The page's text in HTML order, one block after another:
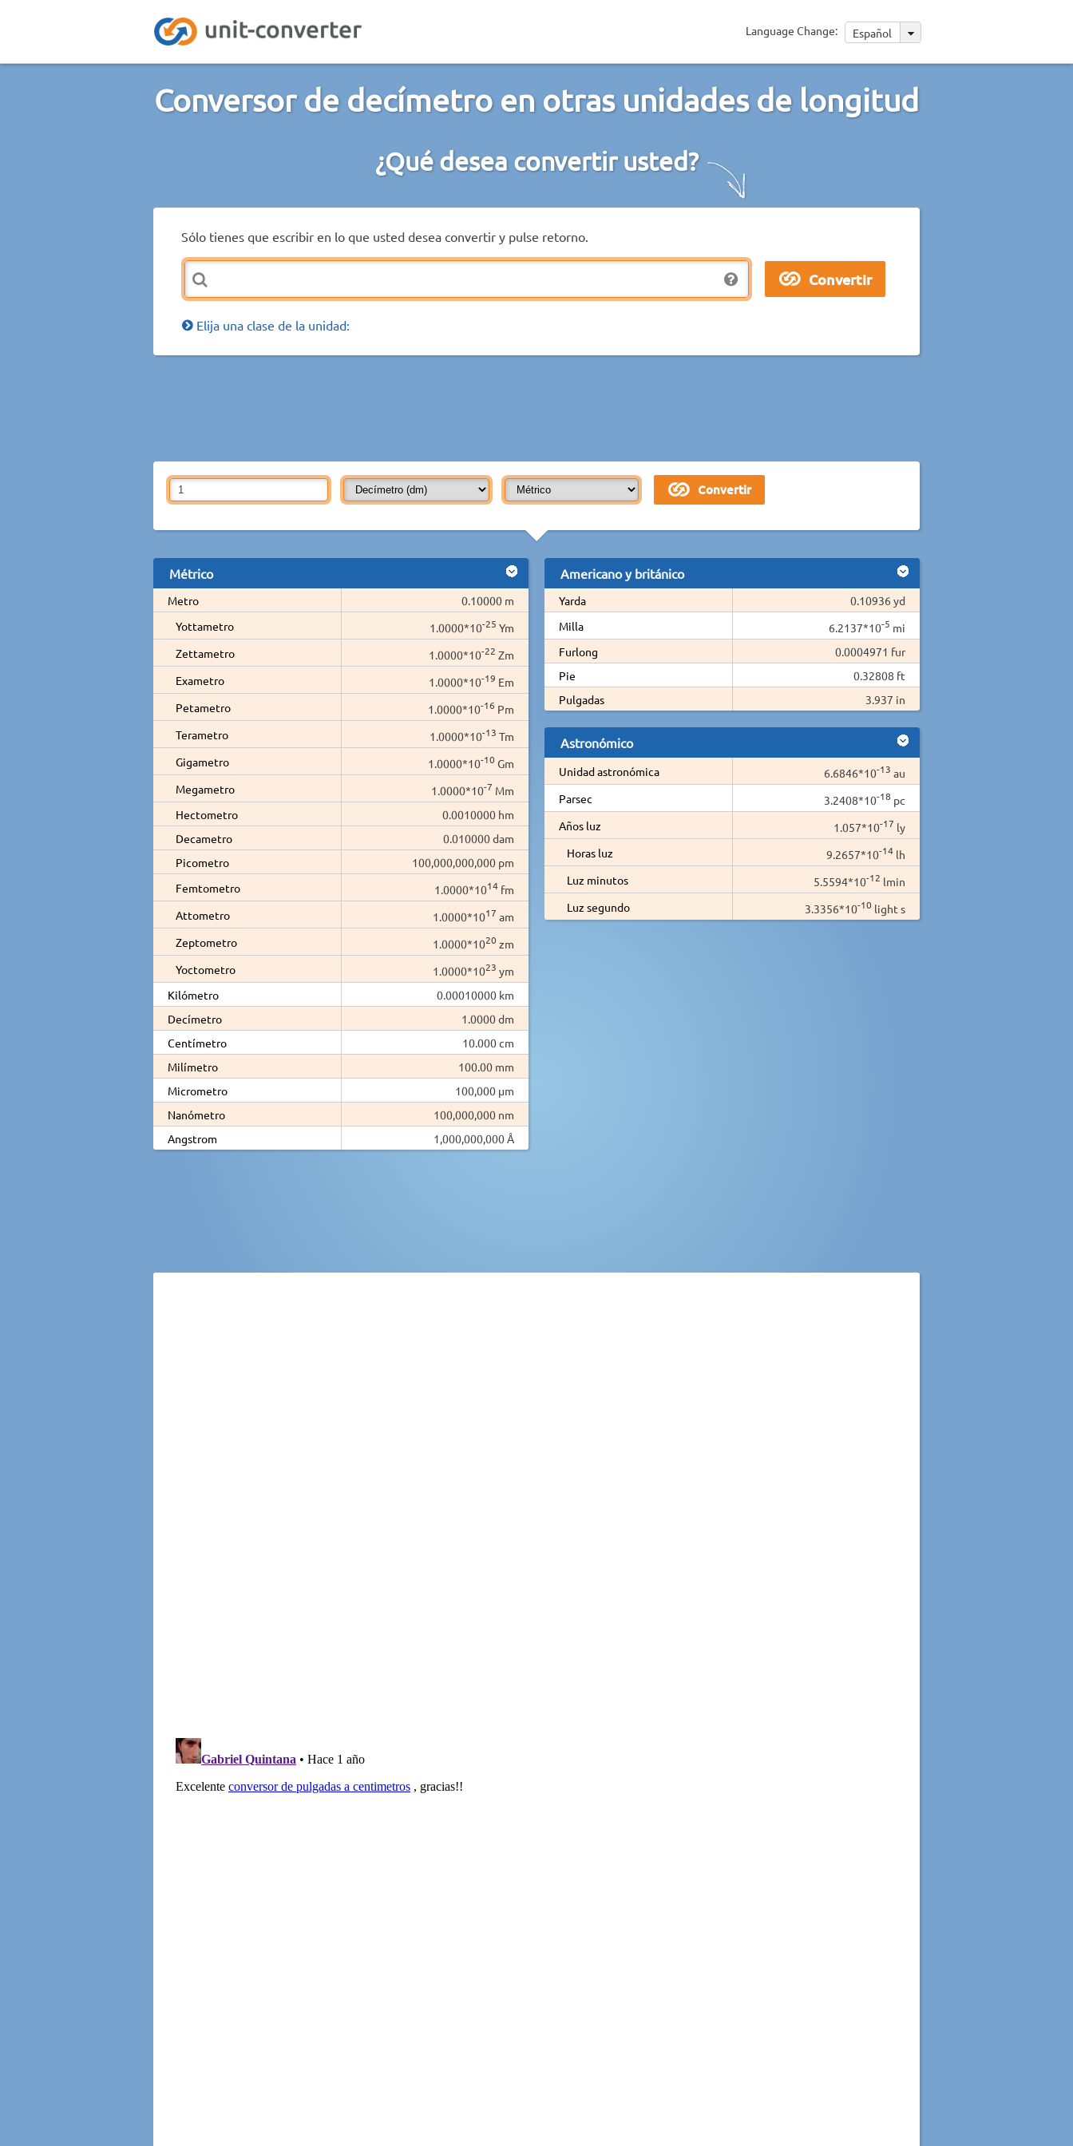
Language Change: Español
Conversor de decímetro en otras unidades de longitud
¿Qué desea convertir usted?
Sólo tienes que escribir en lo que usted desea convertir y pulse retorno.
Elija una clase de la unidad:
Métrico
Metro
0.10000 m
Yottametro
1.0000*10-25 Ym
Zettametro
1.0000*10-22 Zm
Exametro
1.0000*10-19 Em
Petametro
1.0000*10-16 Pm
Terametro
1.0000*10-13 Tm
Gigametro
1.0000*10-10 Gm
Megametro
1.0000*10-7 Mm
Hectometro
0.0010000 hm
Decametro
0.010000 dam
Picometro
100,000,000,000 pm
Femtometro
1.0000*1014 fm
Attometro
1.0000*1017 am
Zeptometro
1.0000*1020 zm
Yoctometro
1.0000*1023 ym
Kilómetro
0.00010000 km
Decímetro
1.0000 dm
Centímetro
10.000 cm
Milímetro
100.00 mm
Micrometro
100,000 µm
Nanómetro
100,000,000 nm
Angstrom
1,000,000,000 Å
Americano y británico
Yarda
0.10936 yd
Milla
6.2137*10-5 mi
Furlong
0.0004971 fur
Pie
0.32808 ft
Pulgadas
3.937 in
Astronómico
Unidad astronómica 6.6846*10-13 au
Parsec
3.2408*10-18 pc
Años luz
1.057*10-17 ly
Horas luz
9.2657*10-14lh
Luz minutos
5.5594*10-12 lmin
Luz segundo
3.3356*10-10 light s